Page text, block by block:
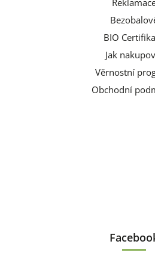
BIO
Jak
Věrnostní
Obchodní